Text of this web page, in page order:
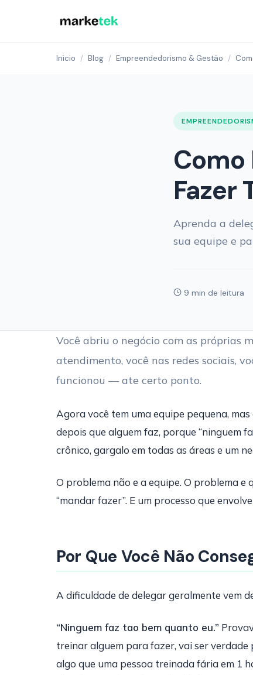
Inicio / Blog / Empreendedorismo & Gestão /
Como
Fazer
Aprenda a
sua equipe e
9 min de leitura
Você abriu o negócio com as próprias
atendimento, você nas redes sociais,
funcionou — ate certo ponto.
Agora você tem uma equipe pequena,
depois que alguem faz, porque “ninguem
crônico, gargalo em todas as áreas e um
O problema não e a equipe. O problema e
“mandar fazer”. E um processo que
Por Que Você Não
A dificuldade de delegar geralmente vem
“Ninguem faz tao bem quanto eu.”
treinar alguem para fazer, vai ser
algo que uma pessoa treinada fária em 1